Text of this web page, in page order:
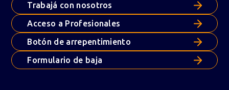
Trabajá con nosotros
Acceso a Profesionales
Botón de arrepentimiento
Formulario de baja